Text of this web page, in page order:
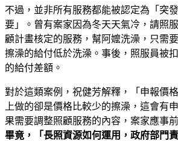
不過，並非所有服務都能被認定為「突
要」。曾有案家因為冬天天氣冷，請照
顧計畫核定的服務，幫阿嬤洗澡，只需
擦澡的給付低於洗澡。事後，照服員被
的給付差額。
對於這類案例，祝健芳解釋，「申報價
上做的卻是價格比較少的擦澡，這會有
果需要調整照顧服務的內容，案家應事
畢竟，「長照資源如何運用，政府部門